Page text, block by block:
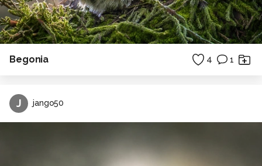
Begonia 4 1
J jango50